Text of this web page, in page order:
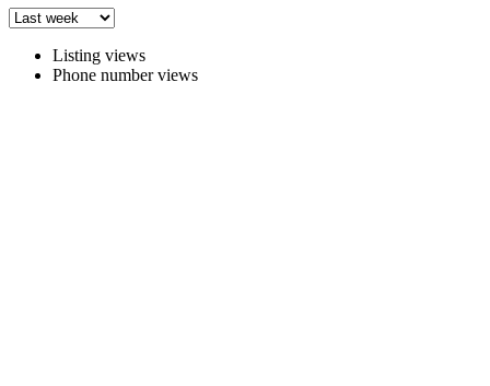
Listing views
Phone number views